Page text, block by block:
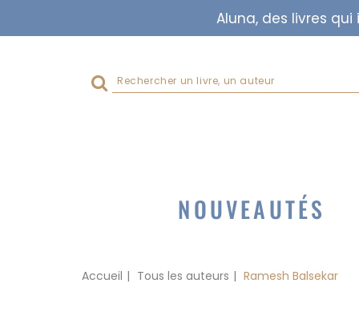
Aluna, des livres
Rechercher
sur
NOUVEAUTÉS
Accueil Tous les auteurs Ramesh Balsekar